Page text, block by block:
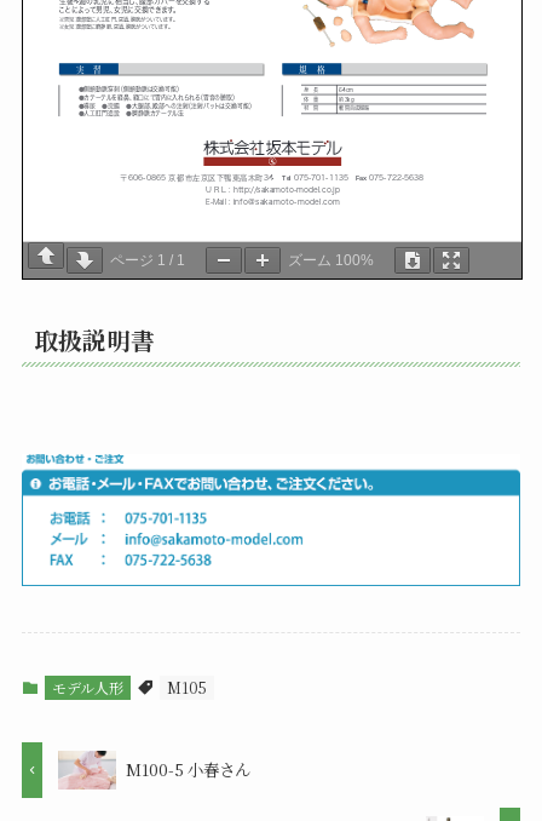
ページ 1 / 1 ズーム 100%
取扱説明書
モデル人形 M105
M100-5 小春さん